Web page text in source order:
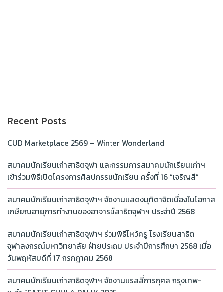
Recent Posts
CUD Marketplace 2569 – Winter Wonderland
สมาคมนักเรียนเก่าสาธิตจุฬา และกรรมการสมาคมนักเรียนเก่าฯ
เข้าร่วมพิธีเปิดโครงการศิลปกรรมนักเรียน ครั้งที่ 16 “เจริญสี”
สมาคมนักเรียนเก่าสาธิตจุฬาฯ จัดงานแสดงมุทิตาจิตเนื่องในโอกาส
เกษียณอายุการทำงานของอาจารย์สาธิตจุฬาฯ ประจำปี 2568
สมาคมนักเรียนเก่าสาธิตจุฬาฯ ร่วมพิธีไหว้ครู โรงเรียนสาธิต
จุฬาลงกรณ์มหาวิทยาลัย ฝ่ายประถม ประจำปีการศึกษา 2568 เมื่อ
วันพฤหัสบดีที่ 17 กรกฎาคม 2568
สมาคมนักเรียนเก่าสาธิตจุฬาฯ จัดงานแรลลี่การกุศล กรุงเทพ-